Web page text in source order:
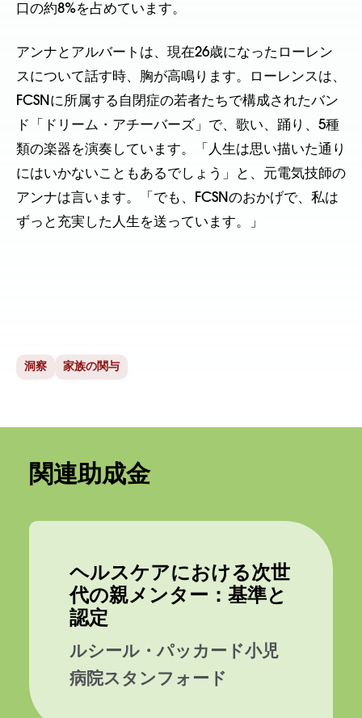
口の約8%を占めています。
アンナとアルバートは、現在26歳になったローレン
スについて話す時、胸が高鳴ります。ローレンスは、
FCSNに所属する自閉症の若者たちで構成されたバン
ド「ドリーム・アチーバーズ」で、歌い、踊り、5種
類の楽器を演奏しています。「人生は思い描いた通り
にはいかないこともあるでしょう」と、元電気技師の
アンナは言います。「でも、FCSNのおかげで、私は
ずっと充実した人生を送っています。」
洞察 家族の関与
関連助成金
ヘルスケアにおける次世
代の親メンター：基準と
認定
ルシール・パッカード小児
病院スタンフォード